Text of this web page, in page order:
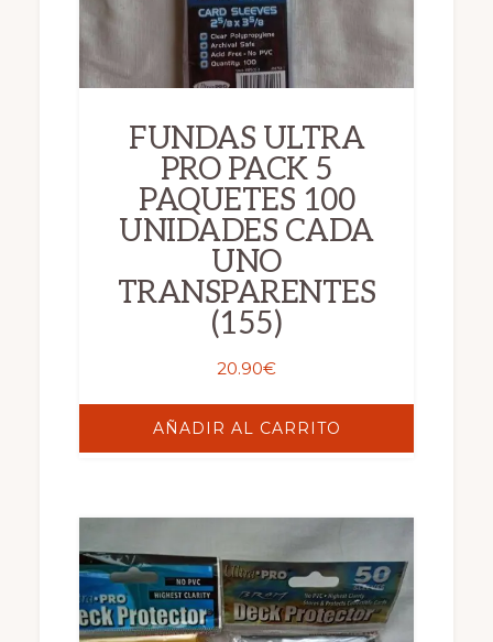
FUNDAS ULTRA
PRO PACK 5
PAQUETES 100
UNIDADES CADA
UNO
TRANSPARENTES
(155)
20.90€
AÑADIR AL CARRITO